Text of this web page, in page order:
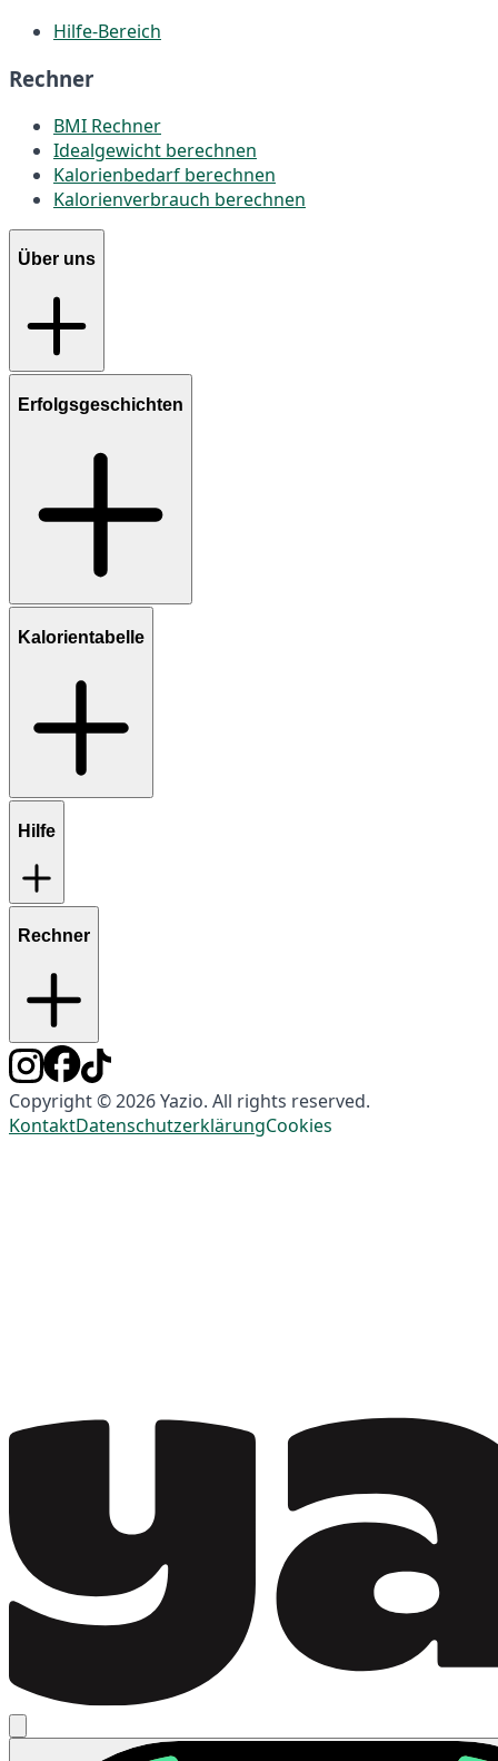
Hilfe-Bereich
Rechner
BMI Rechner
Idealgewicht berechnen
Kalorienbedarf berechnen
Kalorienverbrauch berechnen
Über uns
Erfolgsgeschichten
Kalorientabelle
Hilfe
Rechner
Copyright © 2026 Yazio. All rights reserved.
KontaktDatenschutzerklärungCookies